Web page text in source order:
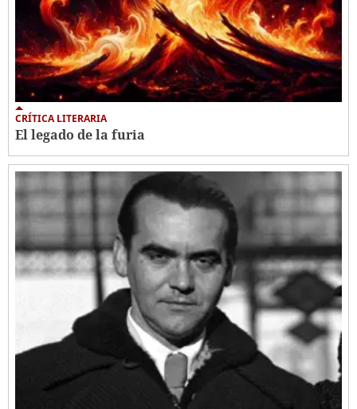
CRÍTICA LITERARIA
El legado de la furia